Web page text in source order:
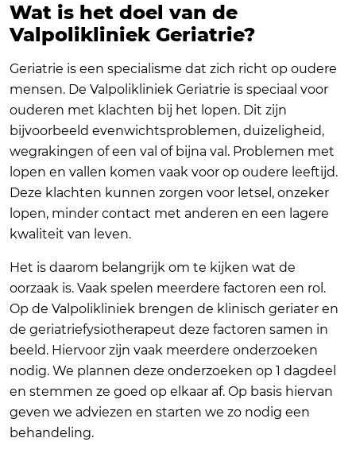
Wat is het doel van de
Valpolikliniek Geriatrie?
Geriatrie is een specialisme dat zich richt op oudere
mensen. De Valpolikliniek Geriatrie is speciaal voor
ouderen met klachten bij het lopen. Dit zijn
bijvoorbeeld evenwichtsproblemen, duizeligheid,
wegrakingen of een val of bijna val. Problemen met
lopen en vallen komen vaak voor op oudere leeftijd.
Deze klachten kunnen zorgen voor letsel, onzeker
lopen, minder contact met anderen en een lagere
kwaliteit van leven.
Het is daarom belangrijk om te kijken wat de
oorzaak is. Vaak spelen meerdere factoren een rol.
Op de Valpolikliniek brengen de klinisch geriater en
de geriatriefysiotherapeut deze factoren samen in
beeld. Hiervoor zijn vaak meerdere onderzoeken
nodig. We plannen deze onderzoeken op 1 dagdeel
en stemmen ze goed op elkaar af. Op basis hiervan
geven we adviezen en starten we zo nodig een
behandeling.